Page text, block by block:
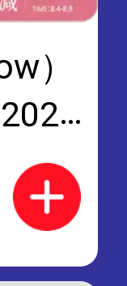
）
色丝
气